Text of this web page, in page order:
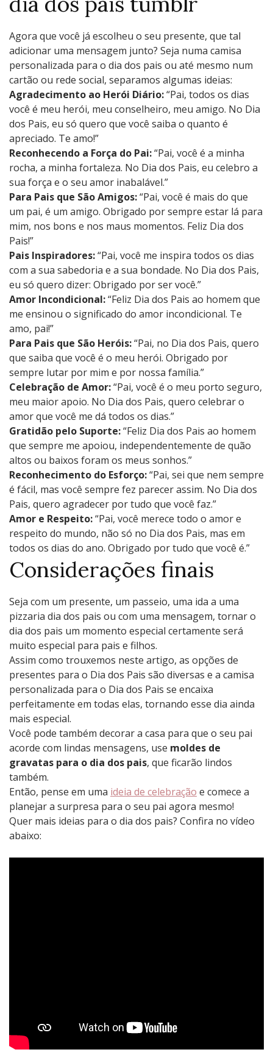
Agora que você já escolheu o seu presente, que tal
adicionar uma mensagem junto? Seja numa camisa
personalizada para o dia dos pais ou até mesmo num
cartão ou rede social, separamos algumas ideias:
Agradecimento ao Herói Diário:“Pai, todos os dias
você é meu herói, meu conselheiro, meu amigo. No Dia
dos Pais, eu só quero que você saiba o quanto é
apreciado. Te amo!”
Reconhecendo a Força do Pai:“Pai, você é a minha
rocha, a minha fortaleza. No Dia dos Pais, eu celebro a
sua força e o seu amor inabalável.”
Para Pais que São Amigos:“Pai, você é mais do que
um pai, é um amigo. Obrigado por sempre estar lá para
mim, nos bons e nos maus momentos. Feliz Dia dos
Pais!”
Pais Inspiradores:“Pai, você me inspira todos os dias
com a sua sabedoria e a sua bondade. No Dia dos Pais,
eu só quero dizer: Obrigado por ser você.”
Amor Incondicional:“Feliz Dia dos Pais ao homem que
me ensinou o significado do amor incondicional. Te
amo, pai!”
Para Pais que São Heróis:“Pai, no Dia dos Pais, quero
que saiba que você é o meu herói. Obrigado por
sempre lutar por mim e por nossa família.”
Celebração de Amor:“Pai, você é o meu porto seguro,
meu maior apoio. No Dia dos Pais, quero celebrar o
amor que você me dá todos os dias.”
Gratidão pelo Suporte:“Feliz Dia dos Pais ao homem
que sempre me apoiou, independentemente de quão
altos ou baixos foram os meus sonhos.”
Reconhecimento do Esforço:“Pai, sei que nem sempre
é fácil, mas você sempre fez parecer assim. No Dia dos
Pais, quero agradecer por tudo que você faz.”
Amor e Respeito:“Pai, você merece todo o amor e
respeito do mundo, não só no Dia dos Pais, mas em
todos os dias do ano. Obrigado por tudo que você é.”
Considerações finais
Seja com um presente, um passeio, uma ida a uma
pizzaria dia dos pais ou com uma mensagem, tornar o
dia dos pais um momento especial certamente será
muito especial para pais e filhos.
Assim como trouxemos neste artigo, as opções de
presentes para o Dia dos Pais são diversas e a camisa
personalizada para o Dia dos Pais se encaixa
perfeitamente em todas elas, tornando esse dia ainda
mais especial.
Você pode também decorar a casa para que o seu pai
acorde com lindas mensagens, use moldes de
gravatas para o dia dos pais, que ficarão lindos
também.
Então, pense em uma ideia de celebração e comece a
planejar a surpresa para o seu pai agora mesmo!
Quer mais ideias para o dia dos pais? Confira no vídeo
abaixo: